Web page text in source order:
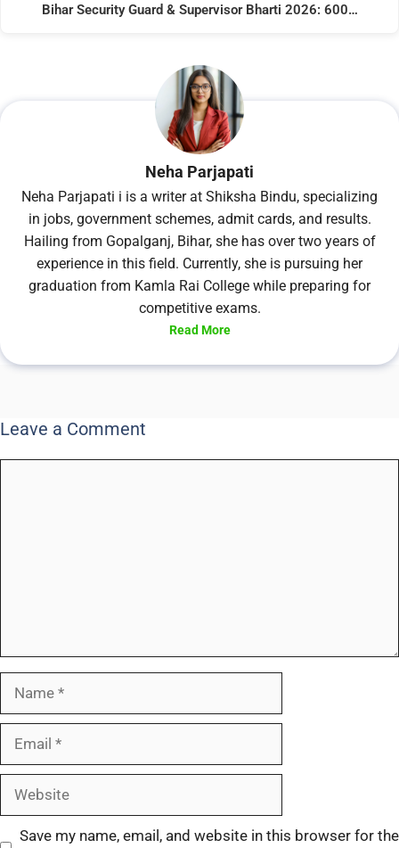
Bihar Security Guard & Supervisor Bharti 2026: 600…
Neha Parjapati
Neha Parjapati i is a writer at Shiksha Bindu, specializing
in jobs, government schemes, admit cards, and results.
Hailing from Gopalganj, Bihar, she has over two years of
experience in this field. Currently, she is pursuing her
graduation from Kamla Rai College while preparing for
competitive exams.
Read More
Leave a Comment
Save my name, email, and website in this browser for the